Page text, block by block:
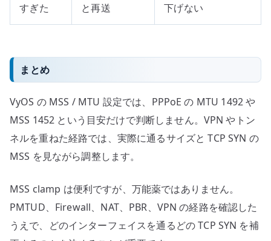
すぎた
と再送
下げない
まとめ
VyOS の MSS / MTU 設定では、PPPoE の MTU 1492 や
MSS 1452 という目安だけで判断しません。VPN やトン
ネルを重ねた経路では、実際に通るサイズと TCP SYN の
MSS を見ながら調整します。
MSS clamp は便利ですが、万能薬ではありません。
PMTUD、Firewall、NAT、PBR、VPN の経路を確認した
うえで、どのインターフェイスを通るどの TCP SYN を補